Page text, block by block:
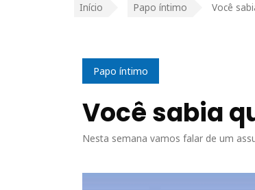
Início Papo íntimo Você
Papo íntimo
Você sabia
Nesta semana vamos falar de um